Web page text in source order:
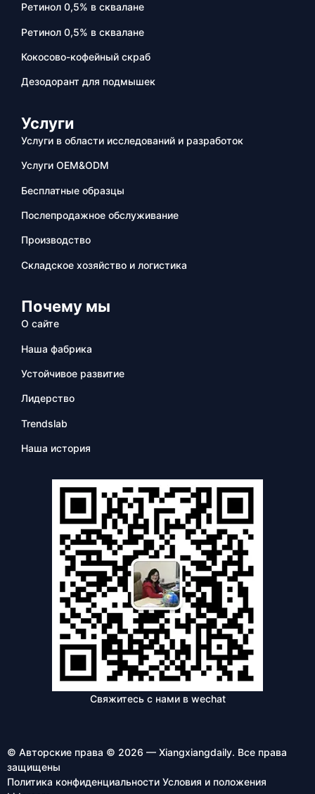
Ретинол 0,5% в сквалане
Ретинол 0,5% в сквалане
Кокосово-кофейный скраб
Дезодорант для подмышек
Услуги
Услуги в области исследований и разработок
Услуги OEM&ODM
Бесплатные образцы
Послепродажное обслуживание
Производство
Складское хозяйство и логистика
Почему мы
О сайте
Наша фабрика
Устойчивое развитие
Лидерство
Trendslab
Наша история
Свяжитесь с нами в wechat
© Авторские права © 2026 — Xiangxiangdaily. Все права
защищены
Политика конфиденциальности Условия и положения